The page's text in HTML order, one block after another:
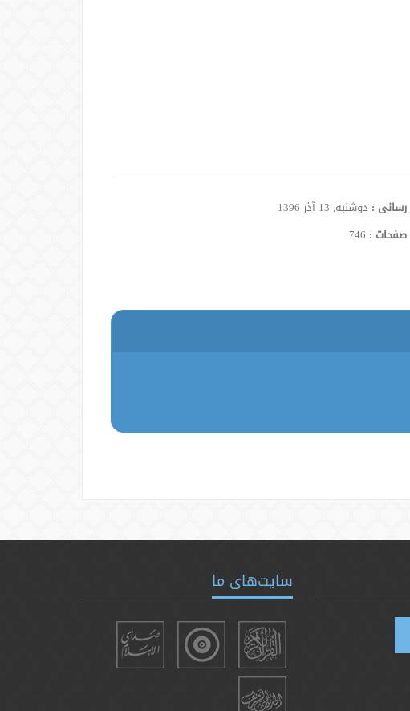
رسانی : دوشنبه, 13 آذر 1396
صفحات :
سایت‌های ما